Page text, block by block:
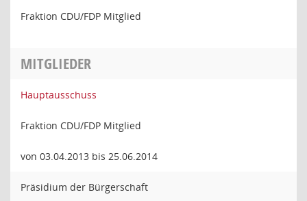
Fraktion CDU/FDP Mitglied
MITGLIEDER
Hauptausschuss
Fraktion CDU/FDP Mitglied
von 03.04.2013 bis 25.06.2014
Präsidium der Bürgerschaft